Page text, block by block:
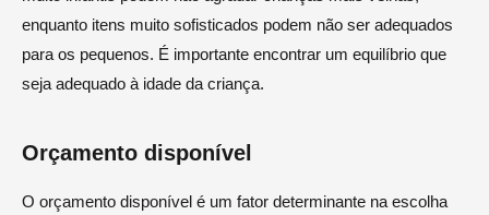
enquanto itens muito sofisticados podem não ser adequados
para os pequenos. É importante encontrar um equilíbrio que
seja adequado à idade da criança.
Orçamento disponível
O orçamento disponível é um fator determinante na escolha